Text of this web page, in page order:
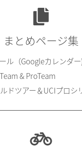
まとめページ集
ル（Googleカレンダ
& ProTeam
ドツアー＆UCIプロシ